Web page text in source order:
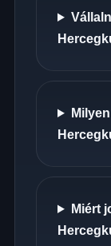
Miért